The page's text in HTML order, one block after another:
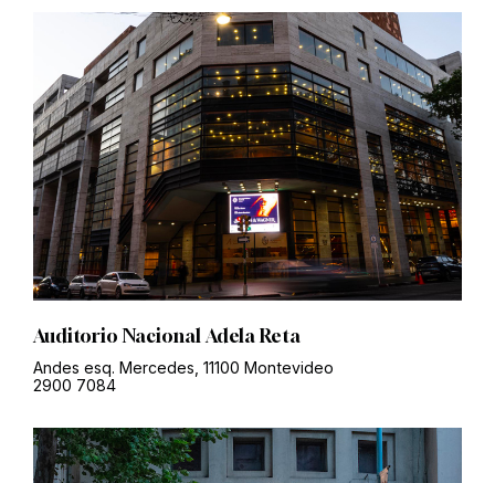
Auditorio Nacional Adela Reta
Andes esq. Mercedes, 11100 Montevideo
2900 7084